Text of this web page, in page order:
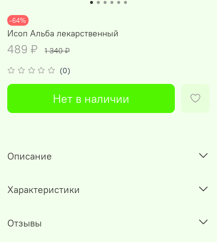
-64%
(0)
Исоп Альба лекарственный
489 ₽ 1 340 ₽
Нет в наличии
Описание
Характеристики
Отзывы